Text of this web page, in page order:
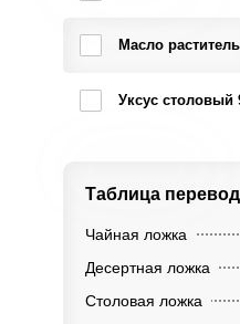
Масло
Уксус столовый
Таблица
Чайная ложка
Десертная ложка
Столовая ложка